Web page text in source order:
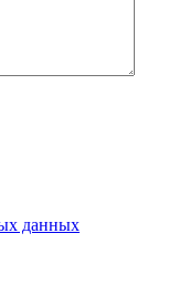
данных